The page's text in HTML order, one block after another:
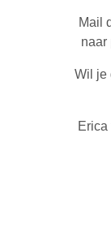
Mail
naar
Wil je
Erica